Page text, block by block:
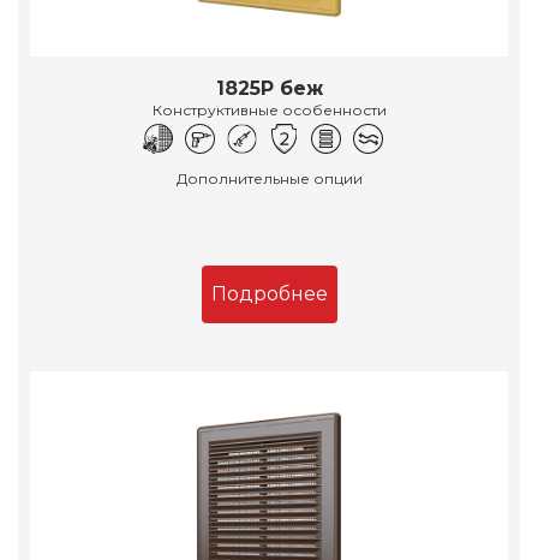
1825Р беж
Конструктивные особенности
Дополнительные опции
Подробнее